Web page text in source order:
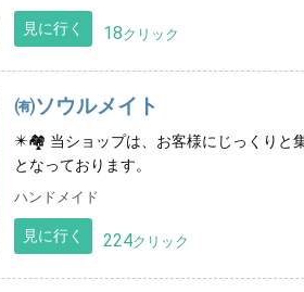
見に行く 18クリック
㈲ソウルメイト (ソ
✴️🏘️ 当ショップは、お客様にじっくりと
となっております。
ハンドメイド
見に行く 224クリック